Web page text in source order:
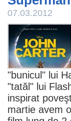
07.03.2012
"bunicul" lui
"tatăl" lui
inspirat
martie avem